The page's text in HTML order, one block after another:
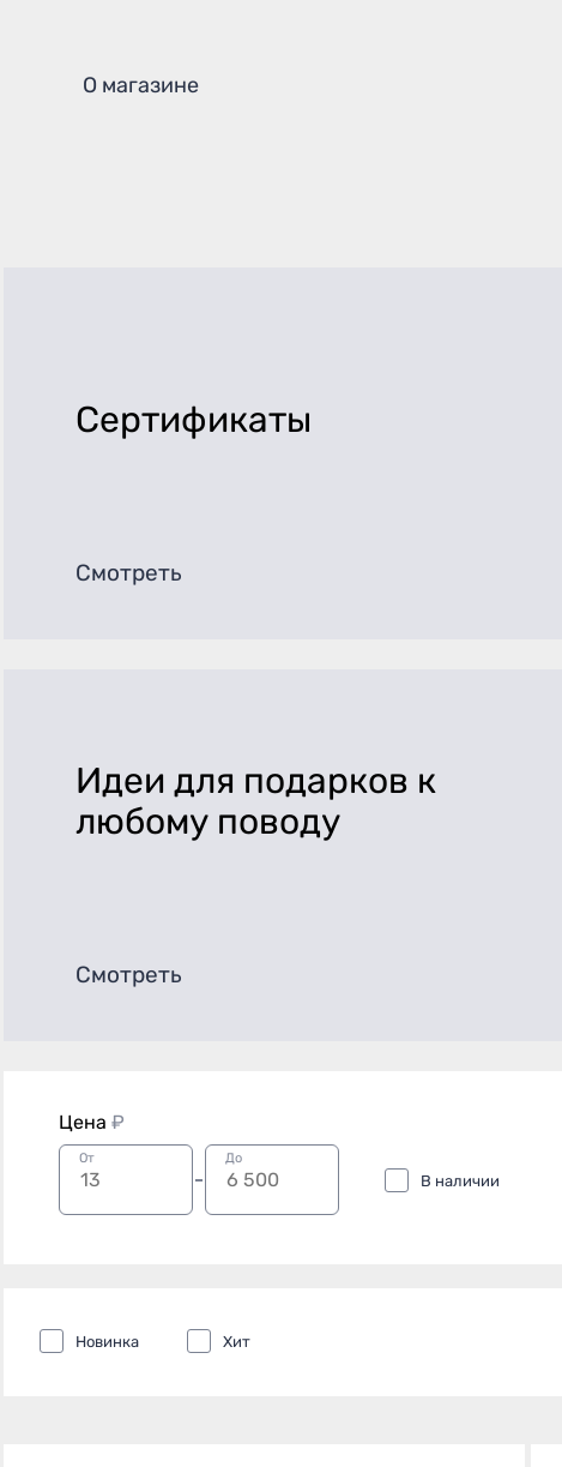
О магазине
Сертификаты
Смотреть
Идеи для подарков к
любому поводу
Смотреть
Цена ₽
От До
В наличии
Новинка Хит